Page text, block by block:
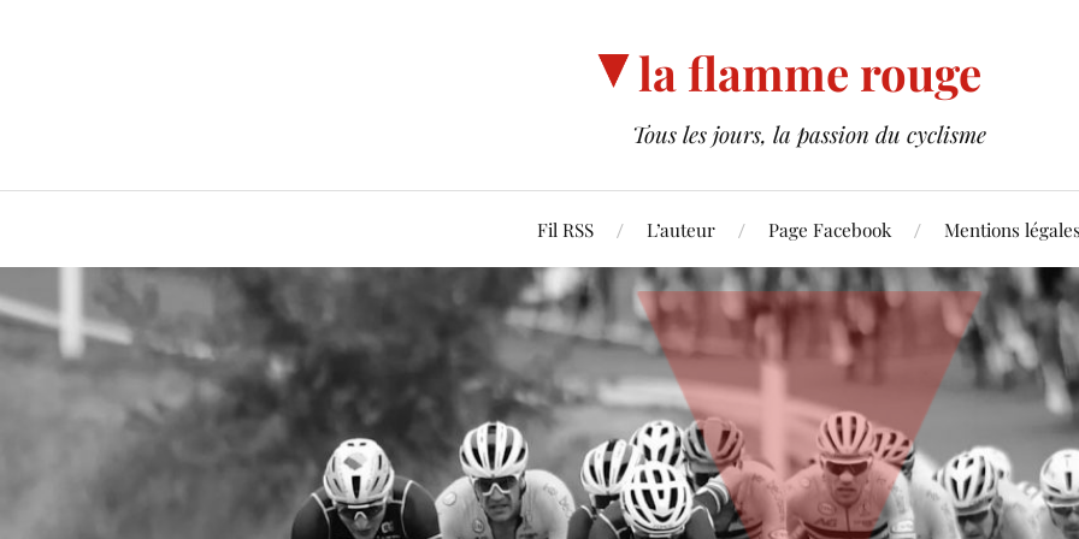
la flamme rouge
Tous les jours, la passion du cyclisme
Fil RSS L’auteur Page Facebook Mentions